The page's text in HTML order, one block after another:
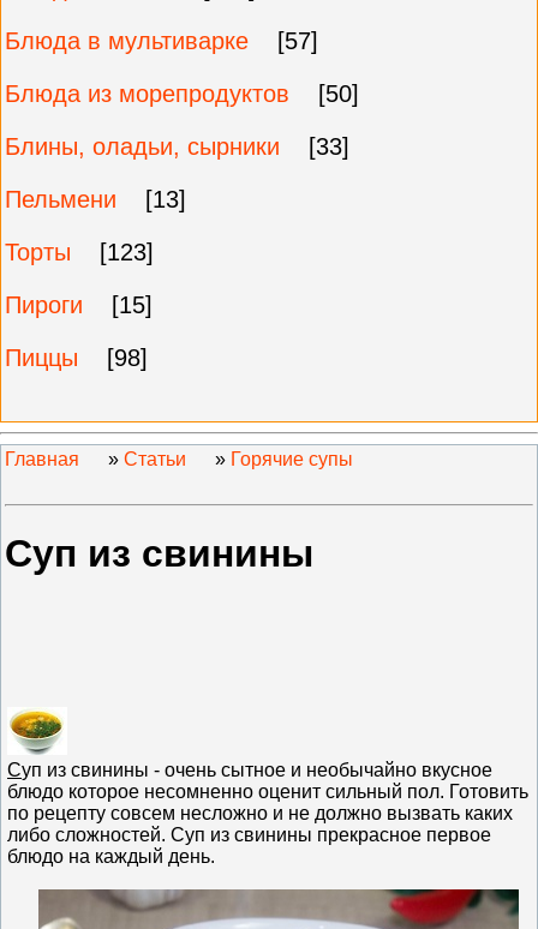
Блюда в мультиварке
[57]
Блюда из морепродуктов
[50]
Блины, оладьи, сырники
[33]
Пельмени
[13]
Торты
[123]
Пироги
[15]
Пиццы
[98]
Главная » Статьи » Горячие супы
Суп из свинины
Суп из свинины - очень сытное и необычайно вкусное
блюдо которое несомненно оценит сильный пол. Готовить
по рецепту совсем несложно и не должно вызвать каких
либо сложностей. Суп из свинины прекрасное первое
блюдо на каждый день.